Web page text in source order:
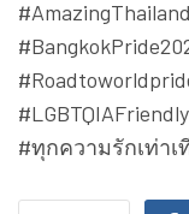
#AmazingThailand
#ทุกความรักเท่าเ